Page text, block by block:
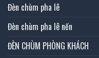
Đèn chùm pha lê
Đèn chùm pha lê nến
ĐÈN CHÙM PHÒNG KHÁCH